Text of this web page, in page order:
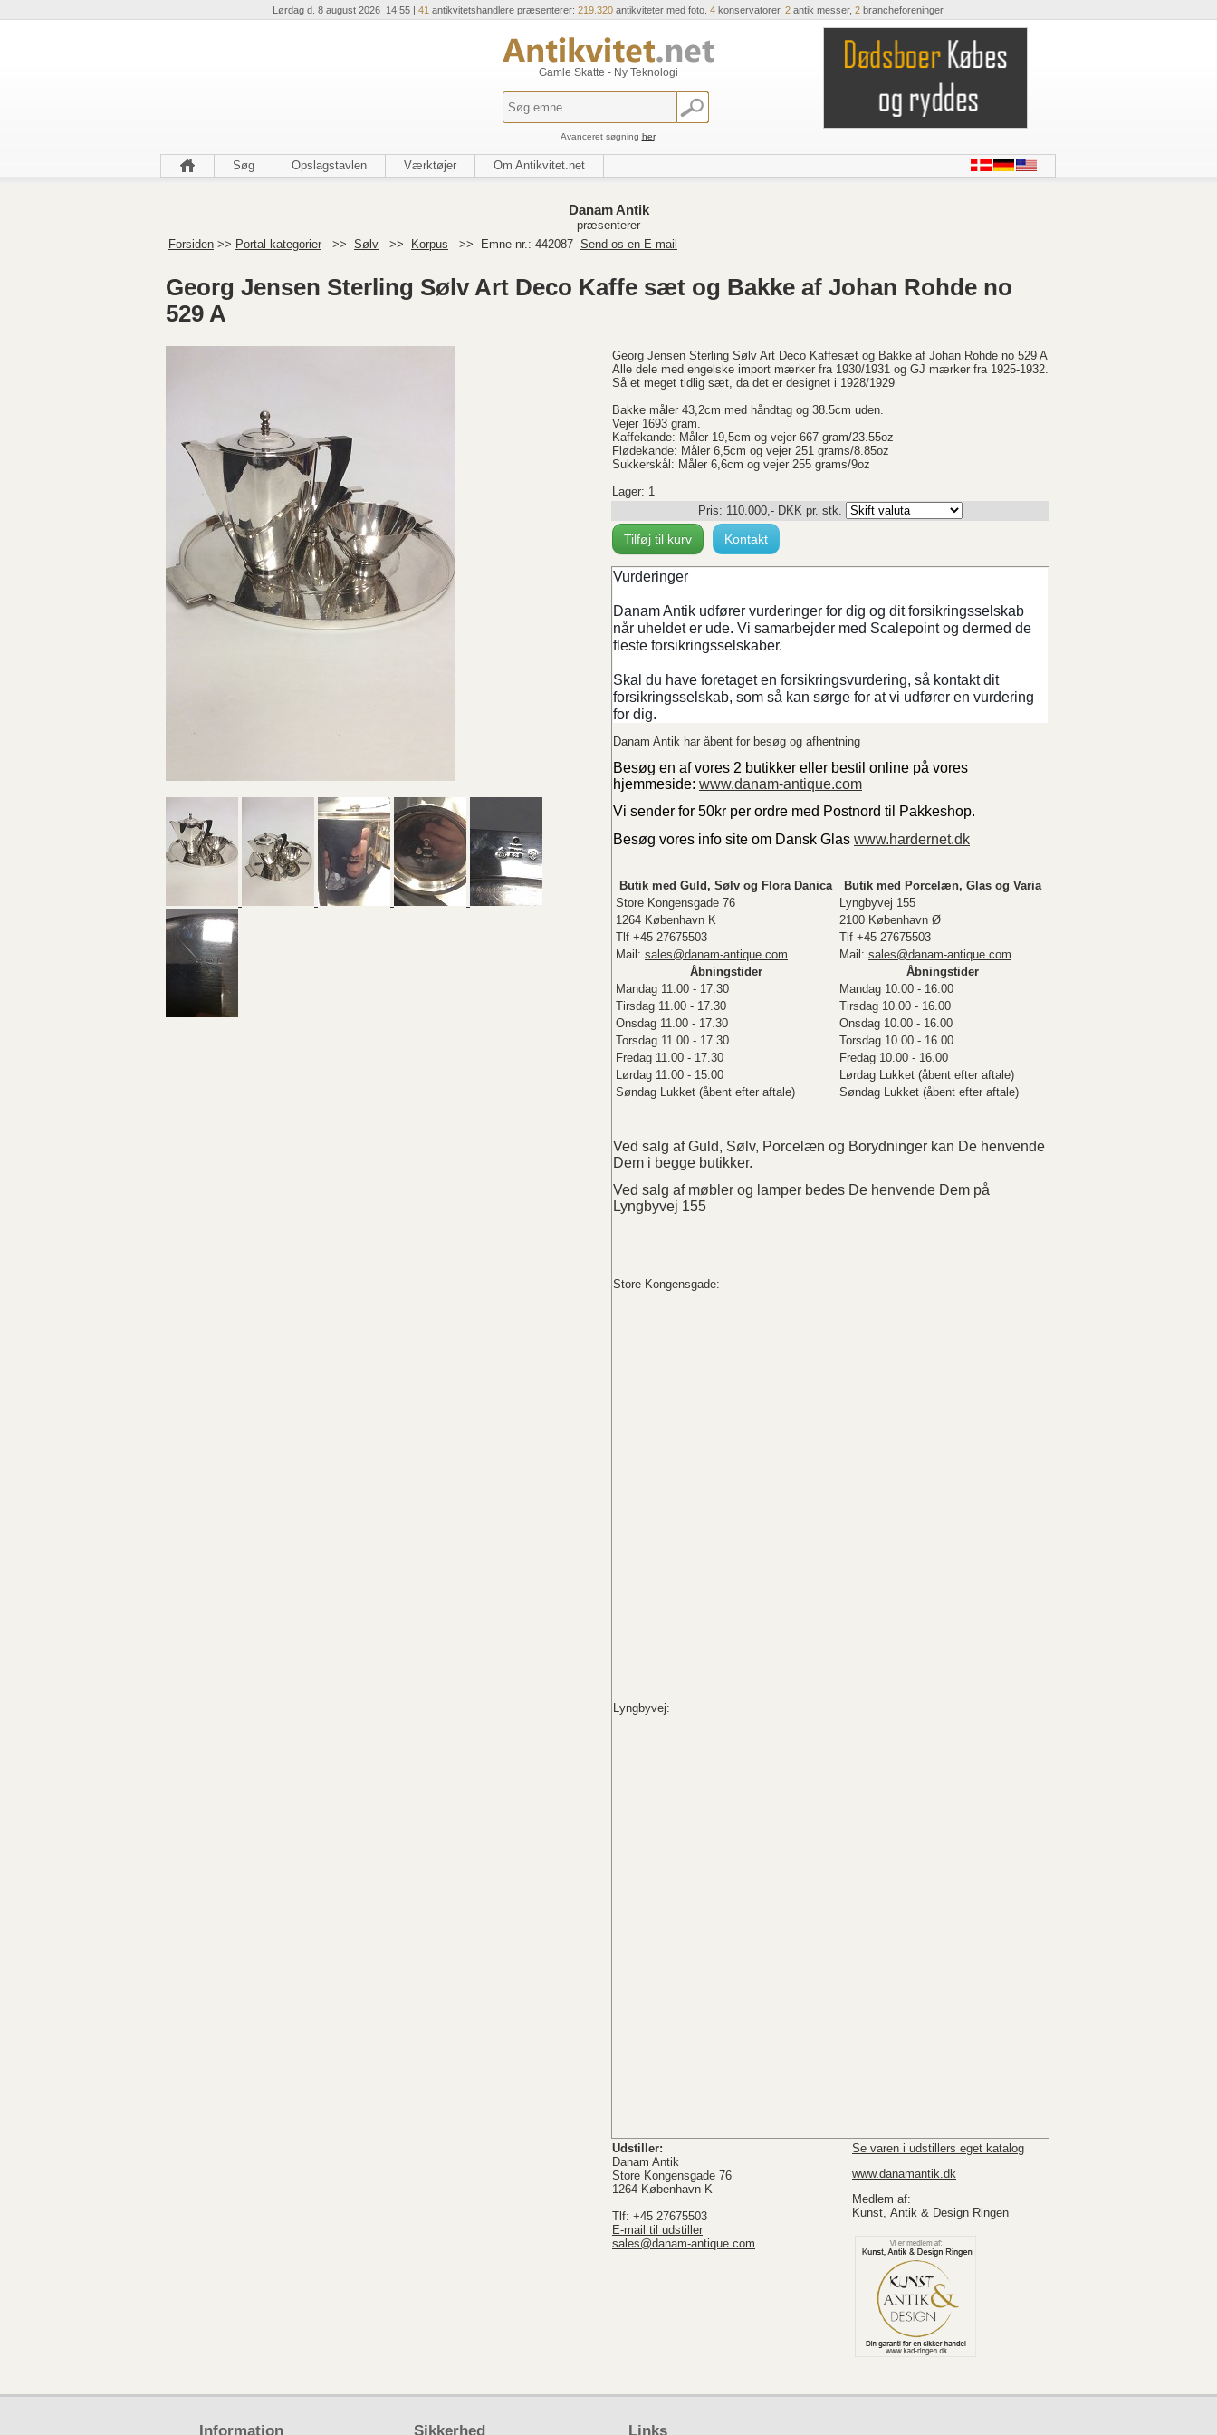
Lørdag d. 8 august 2026 14:55 | 41 antikvitetshandlere præsenterer: 219.320antikviteter med foto. 4konservatorer, 2antik messer, 2brancheforeninger.
Gamle Skatte - Ny Teknologi
Avanceret søgning her.
Søg Opslagstavlen Værktøjer Om Antikvitet.net
Danam Antik
præsenterer
Forsiden >> Portal kategorier >> Sølv >> Korpus >> Emne nr.: 442087 Send os en E-mail
Georg Jensen Sterling Sølv Art Deco Kaffe sæt og Bakke af Johan Rohde no
529 A
Georg Jensen Sterling Sølv Art Deco Kaffesæt og Bakke af Johan Rohde no 529 A
Alle dele med engelske import mærker fra 1930/1931 og GJ mærker fra 1925-1932.
Så et meget tidlig sæt, da det er designet i 1928/1929
Bakke måler 43,2cm med håndtag og 38.5cm uden.
Vejer 1693 gram.
Kaffekande: Måler 19,5cm og vejer 667 gram/23.55oz
Flødekande: Måler 6,5cm og vejer 251 grams/8.85oz
Sukkerskål: Måler 6,6cm og vejer 255 grams/9oz
Lager: 1
Pris: 110.000,- DKK pr. stk.
Tilføj til kurv Kontakt
Vurderinger
Danam Antik udfører vurderinger for dig og dit forsikringsselskab
når uheldet er ude. Vi samarbejder med Scalepoint og dermed de
fleste forsikringsselskaber.
Skal du have foretaget en forsikringsvurdering, så kontakt dit
forsikringsselskab, som så kan sørge for at vi udfører en vurdering
for dig.
Danam Antik har åbent for besøg og afhentning
Besøg en af vores 2 butikker eller bestil online på vores
hjemmeside: www.danam-antique.com
Vi sender for 50kr per ordre med Postnord til Pakkeshop.
Besøg vores info site om Dansk Glas www.hardernet.dk
Butik med Guld, Sølv og Flora Danica
Butik med Porcelæn, Glas og Varia
Store Kongensgade 76
Lyngbyvej 155
1264 København K
2100 København Ø
Tlf +45 27675503
Tlf +45 27675503
Mail: sales@danam-antique.com Mail: sales@danam-antique.com
Åbningstider
Åbningstider
Mandag 11.00 - 17.30
Mandag 10.00 - 16.00
Tirsdag 11.00 - 17.30
Tirsdag 10.00 - 16.00
Onsdag 11.00 - 17.30
Onsdag 10.00 - 16.00
Torsdag 11.00 - 17.30
Torsdag 10.00 - 16.00
Fredag 11.00 - 17.30
Fredag 10.00 - 16.00
Lørdag 11.00 - 15.00
Lørdag Lukket (åbent efter aftale)
Søndag Lukket (åbent efter aftale)
Søndag Lukket (åbent efter aftale)
Ved salg af Guld, Sølv, Porcelæn og Borydninger kan De henvende
Dem i begge butikker.
Ved salg af møbler og lamper bedes De henvende Dem på
Lyngbyvej 155
Store Kongensgade:
Lyngbyvej:
Udstiller:
Danam Antik
Store Kongensgade 76
1264 København K
Tlf: +45 27675503
E-mail til udstiller
sales@danam-antique.com
Se varen i udstillers eget katalog
www.danamantik.dk
Medlem af:
Kunst, Antik & Design Ringen
Information Sikkerhed Links